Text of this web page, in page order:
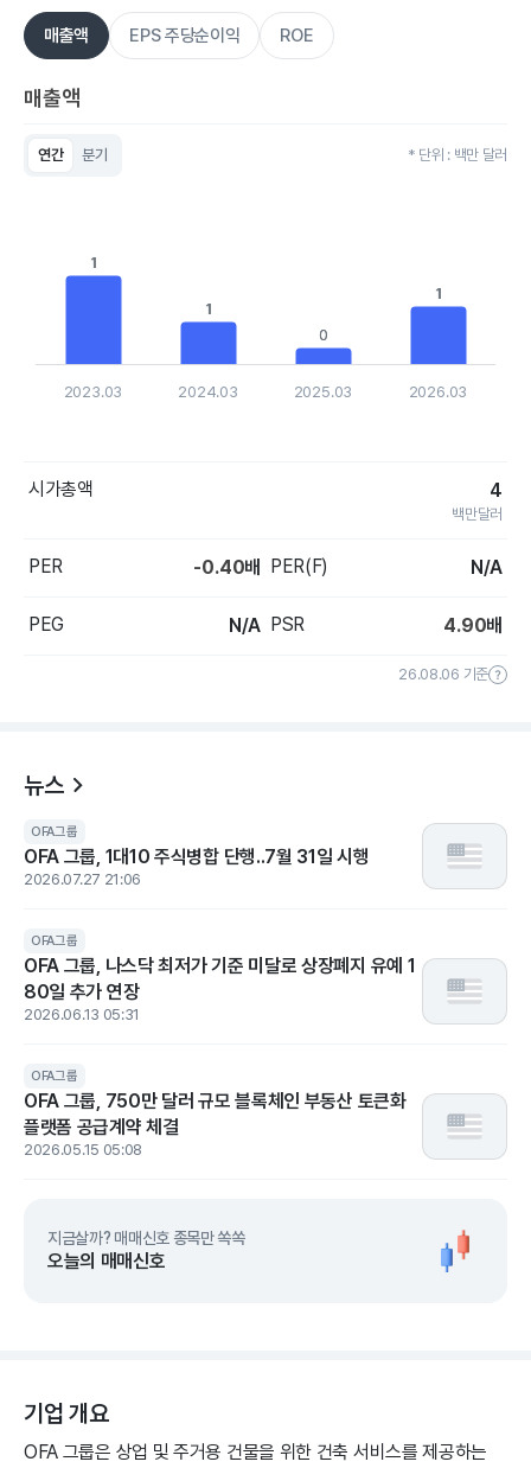
매출액 EPS 주당순이익 ROE
매출액
연간 분기 * 단위 : 백만 달러
The chart has 1 Y axis displaying values. Data ranges from
11
11
0
0
11
2023.03 2024.03 2025.03 2026.03
시가총액 4
백만달러
PER -0.40배 PER(F) N/A
PEG N/A PSR 4.90배
26.08.06 기준
뉴스
OFA그룹
OFA 그룹, 1대10 주식병합 단행..7월 31일 시행
2026.07.27 21:06
OFA그룹
OFA 그룹, 나스닥 최저가 기준 미달로 상장폐지 유예 1
80일 추가 연장
2026.06.13 05:31
OFA그룹
OFA 그룹, 750만 달러 규모 블록체인 부동산 토큰화
플랫폼 공급계약 체결
2026.05.15 05:08
지금살까? 매매신호 종목만 쏙쏙
오늘의 매매신호
기업 개요
OFA 그룹은 상업 및 주거용 건물을 위한 건축 서비스를 제공하는